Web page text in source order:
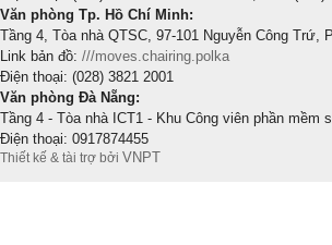
Văn phòng Tp. Hồ Chí Minh:
Tầng 4, Tòa nhà QTSC, 97-101 Nguyễn Công Trứ,
Link bản đồ: ///moves.chairing.polka
Điện thoại: (028) 3821 2001
Văn phòng Đà Nẵng:
Tầng 4 - Tòa nhà ICT1 - Khu Công viên phần
Điện thoại: 0917874455
Thiết kế & tài trợ bởi VNPT